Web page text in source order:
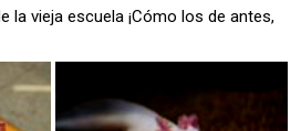
la vieja escuela ¡Cómo los de antes,